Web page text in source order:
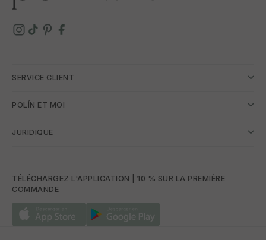
SERVICE CLIENT
POLÍN ET MOI
JURIDIQUE
TÉLÉCHARGEZ L'APPLICATION | 10 % SUR LA PREMIÈRE
COMMANDE